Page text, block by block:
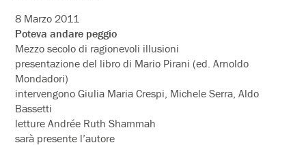
8 Marzo 2011
Poteva andare peggio
Mezzo secolo di ragionevoli illusioni
presentazione del libro di Mario Pirani (ed. Arnoldo
Mondadori)
intervengono Giulia Maria Crespi, Michele Serra, Aldo
Bassetti
letture Andrée Ruth Shammah
sarà presente l’autore